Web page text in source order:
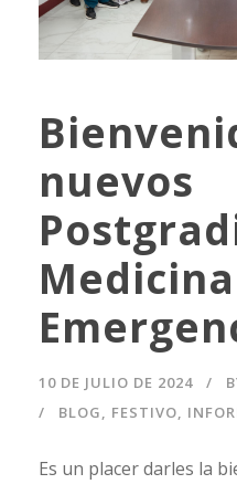
nuevos
10 DE JULIO DE 2024
BLOG
FESTIVO
Es un placer darles la